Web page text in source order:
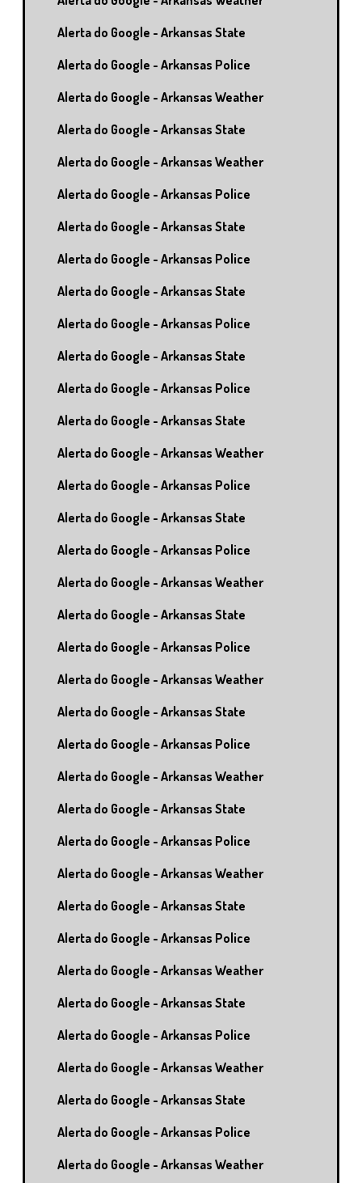
Alerta do Google - Arkansas State
Alerta do Google - Arkansas Police
Alerta do Google - Arkansas Weather
Alerta do Google - Arkansas State
Alerta do Google - Arkansas Weather
Alerta do Google - Arkansas Police
Alerta do Google - Arkansas State
Alerta do Google - Arkansas Police
Alerta do Google - Arkansas State
Alerta do Google - Arkansas Police
Alerta do Google - Arkansas State
Alerta do Google - Arkansas Police
Alerta do Google - Arkansas State
Alerta do Google - Arkansas Weather
Alerta do Google - Arkansas Police
Alerta do Google - Arkansas State
Alerta do Google - Arkansas Police
Alerta do Google - Arkansas Weather
Alerta do Google - Arkansas State
Alerta do Google - Arkansas Police
Alerta do Google - Arkansas Weather
Alerta do Google - Arkansas State
Alerta do Google - Arkansas Police
Alerta do Google - Arkansas Weather
Alerta do Google - Arkansas State
Alerta do Google - Arkansas Police
Alerta do Google - Arkansas Weather
Alerta do Google - Arkansas State
Alerta do Google - Arkansas Police
Alerta do Google - Arkansas Weather
Alerta do Google - Arkansas State
Alerta do Google - Arkansas Police
Alerta do Google - Arkansas Weather
Alerta do Google - Arkansas State
Alerta do Google - Arkansas Police
Alerta do Google - Arkansas Weather